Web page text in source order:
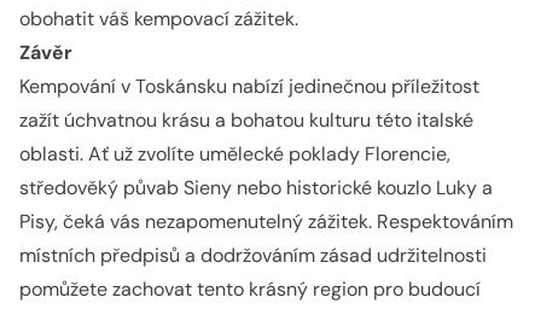
obohatit váš kempovací zážitek.
Závěr
Kempování v Toskánsku nabízí jedinečnou příležitost
zažít úchvatnou krásu a bohatou kulturu této italské
oblasti. Ať už zvolíte umělecké poklady Florencie,
středověký půvab Sieny nebo historické kouzlo Luky a
Pisy, čeká vás nezapomenutelný zážitek. Respektováním
místních předpisů a dodržováním zásad udržitelnosti
pomůžete zachovat tento krásný region pro budoucí